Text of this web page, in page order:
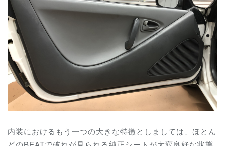
内装におけるもう一つの大きな特徴としましては、ほとん